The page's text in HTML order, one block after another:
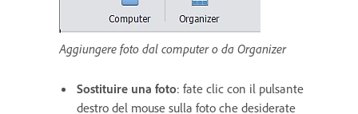
Aggiungere foto dal computer o da Organizer
Sostituire una foto: fate clic con il pulsante
destro del mouse sulla foto che desiderate